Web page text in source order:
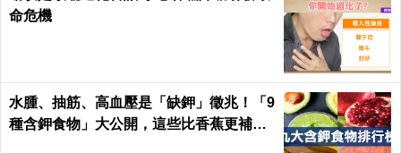
命危機
水腫、抽筋、高血壓是「缺鉀」徵兆！「9
種含鉀食物」大公開，這些比香蕉更補鉀